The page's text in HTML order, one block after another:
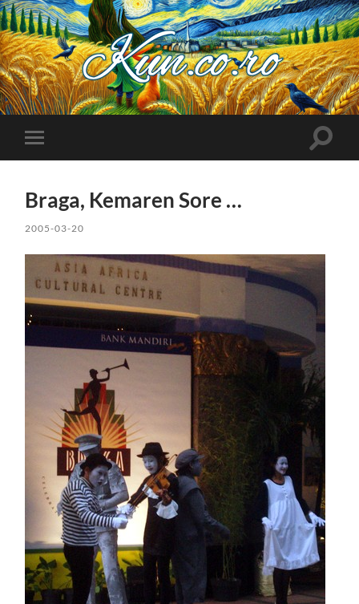
Kuncoro++
Toggle
mobile
Toggle
Braga, Kemaren Sore …
2005-03-20